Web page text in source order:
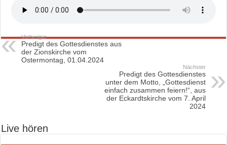
Vorheriger
Predigt des Gottesdienstes aus
der Zionskirche vom
Ostermontag, 01.04.2024
Nächster
Predigt des Gottesdienstes
unter dem Motto, „Gottesdienst
einfach zusammen feiern!“, aus
der Eckardtskirche vom 7. April
2024
Live hören